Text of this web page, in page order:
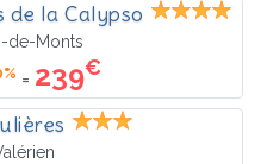
de la Calypso
de-Monts
= 239€